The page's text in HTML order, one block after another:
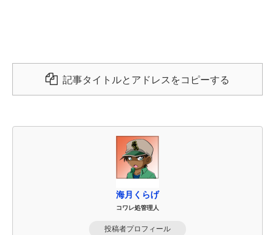
記事タイトルとアドレスをコピーする
海月くらげ
コワレ処管理人
投稿者プロフィール